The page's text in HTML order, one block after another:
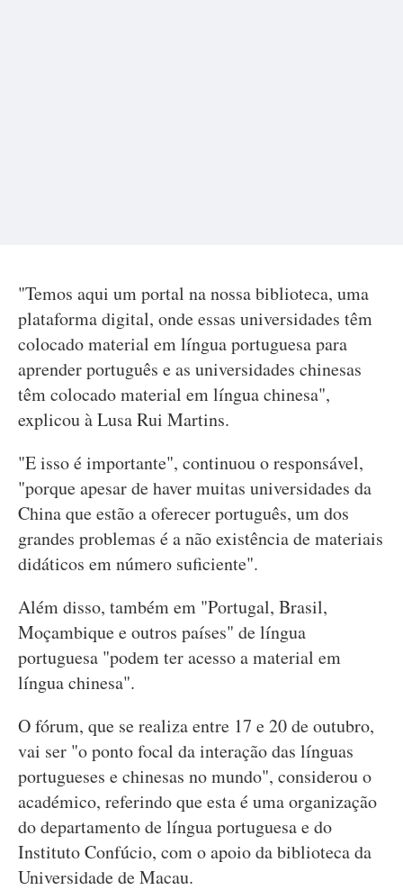
"Temos aqui um portal na nossa biblioteca, uma
plataforma digital, onde essas universidades têm
colocado material em língua portuguesa para
aprender português e as universidades chinesas
têm colocado material em língua chinesa",
explicou à Lusa Rui Martins.
"E isso é importante", continuou o responsável,
"porque apesar de haver muitas universidades da
China que estão a oferecer português, um dos
grandes problemas é a não existência de materiais
didáticos em número suficiente".
Além disso, também em "Portugal, Brasil,
Moçambique e outros países" de língua
portuguesa "podem ter acesso a material em
língua chinesa".
O fórum, que se realiza entre 17 e 20 de outubro,
vai ser "o ponto focal da interação das línguas
portugueses e chinesas no mundo", considerou o
académico, referindo que esta é uma organização
do departamento de língua portuguesa e do
Instituto Confúcio, com o apoio da biblioteca da
Universidade de Macau.